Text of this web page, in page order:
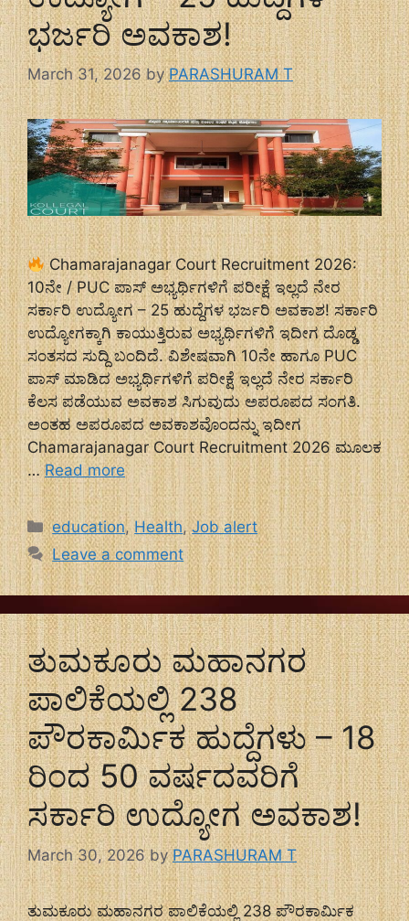
ಭರ್ಜರಿ ಅವಕಾಶ!
March 31, 2026 byPARASHURAM T
Chamarajanagar Court Recruitment 2026:
10ನೇ / PUC ಪಾಸ್ ಅಭ್ಯರ್ಥಿಗಳಿಗೆ ಪರೀಕ್ಷೆ ಇಲ್ಲದೆ ನೇರ
ಸರ್ಕಾರಿ ಉದ್ಯೋಗ – 25 ಹುದ್ದೆಗಳ ಭರ್ಜರಿ ಅವಕಾಶ! ಸರ್ಕಾರಿ
ಉದ್ಯೋಗಕ್ಕಾಗಿ ಕಾಯುತ್ತಿರುವ ಅಭ್ಯರ್ಥಿಗಳಿಗೆ ಇದೀಗ ದೊಡ್ಡ
ಸಂತಸದ ಸುದ್ದಿ ಬಂದಿದೆ. ವಿಶೇಷವಾಗಿ 10ನೇ ಹಾಗೂ PUC
ಪಾಸ್ ಮಾಡಿದ ಅಭ್ಯರ್ಥಿಗಳಿಗೆ ಪರೀಕ್ಷೆ ಇಲ್ಲದೆ ನೇರ ಸರ್ಕಾರಿ
ಕೆಲಸ ಪಡೆಯುವ ಅವಕಾಶ ಸಿಗುವುದು ಅಪರೂಪದ ಸಂಗತಿ.
ಅಂತಹ ಅಪರೂಪದ ಅವಕಾಶವೊಂದನ್ನು ಇದೀಗ
Chamarajanagar Court Recruitment 2026 ಮೂಲಕ
…Read more
Categories
education, Health,Job alert
Leave a comment
ತುಮಕೂರು ಮಹಾನಗರ
ಪಾಲಿಕೆಯಲ್ಲಿ 238
ಪೌರಕಾರ್ಮಿಕ ಹುದ್ದೆಗಳು – 18
ರಿಂದ 50 ವರ್ಷದವರಿಗೆ
ಸರ್ಕಾರಿ ಉದ್ಯೋಗ ಅವಕಾಶ!
March 30, 2026 byPARASHURAM T
ತುಮಕೂರು ಮಹಾನಗರ ಪಾಲಿಕೆಯಲ್ಲಿ 238 ಪೌರಕಾರ್ಮಿಕ